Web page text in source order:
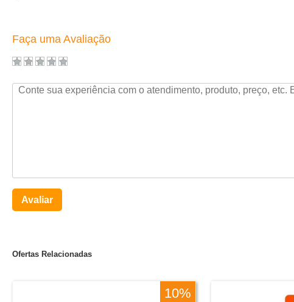
Faça uma Avaliação
Avaliar
Ofertas Relacionadas
10%